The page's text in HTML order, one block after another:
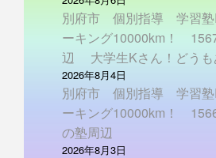
別府市 個別指導 学習
ーキング10000km！
辺 大学生Kさん！どうも
2026年8月4日
別府市 個別指導 学習
ーキング10000km！
の塾周辺
2026年8月3日